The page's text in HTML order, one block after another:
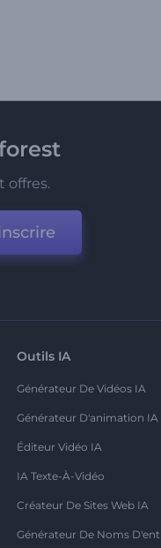
offres.
Outils IA
Générateur De Vidéos IA
Générateur D'animation IA
Éditeur Vidéo IA
IA Texte-À-Vidéo
Créateur De Sites Web IA
Générateur De Noms